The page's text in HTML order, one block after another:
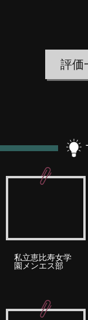
評価
私立恵比寿女学
園メンエス部